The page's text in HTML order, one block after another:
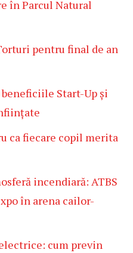
în Parcul Natural
pentru final de an
beneficiile Start-Up și
ca fiecare copil merita
incendiară: ATBS
în arena cailor-
cum previn